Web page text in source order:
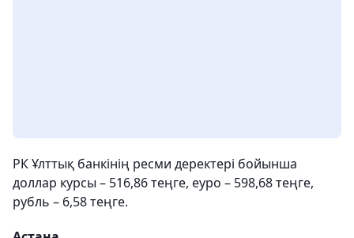
РК Ұлттық банкінің ресми деректері бойынша
доллар курсы – 516,86 теңге, еуро – 598,68 теңге,
рубль – 6,58 теңге.